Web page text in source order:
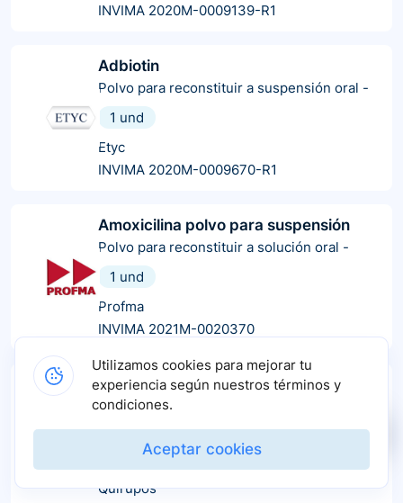
INVIMA 2020M-0009139-R1
Adbiotin
Polvo para reconstituir a suspensión oral -
1 und
Etyc
INVIMA 2020M-0009670-R1
Amoxicilina polvo para suspensión
Polvo para reconstituir a solución oral -
1 und
Profma
INVIMA 2021M-0020370
Amoxolqrp
Cápsulas-
3000 und
120 und
Quirupos
Utilizamos cookies para mejorar tu
experiencia según nuestros términos y
condiciones.
Aceptar cookies